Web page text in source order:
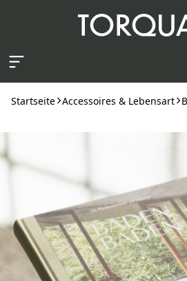
Startseite Accessoires & Lebensart